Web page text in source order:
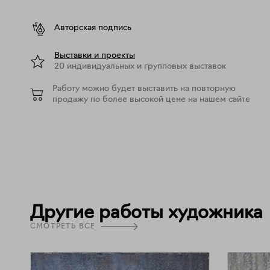
Авторская подпись
Выставки и проекты
20 индивидуальных и групповых выставок
Работу можно будет выставить на повторную
продажу по более высокой цене на нашем сайте
Другие работы художника
СМОТРЕТЬ ВСЕ